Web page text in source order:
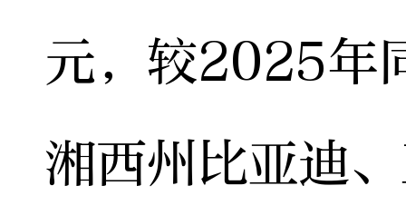
元，较2025年
湘西州比亚迪